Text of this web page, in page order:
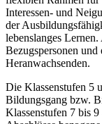
Interessen- und
der
lebenslanges
Bezugspersonen
Heranwachsenden.
Die Klassenstufen 5
Bildungsgang bzw.
Klassenstufen 7 bis